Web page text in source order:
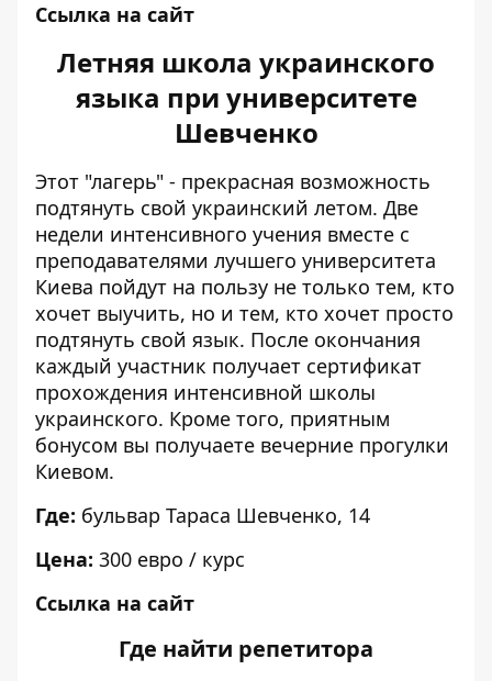
Ссылка на сайт
Летняя школа украинского
языка при университете
Шевченко
Этот "лагерь" - прекрасная возможность
подтянуть свой украинский летом. Две
недели интенсивного учения вместе с
преподавателями лучшего университета
Киева пойдут на пользу не только тем, кто
хочет выучить, но и тем, кто хочет просто
подтянуть свой язык. После окончания
каждый участник получает сертификат
прохождения интенсивной школы
украинского. Кроме того, приятным
бонусом вы получаете вечерние прогулки
Киевом.
Где: бульвар Тараса Шевченко, 14
Цена: 300 евро / курс
Ссылка на сайт
Где найти репетитора